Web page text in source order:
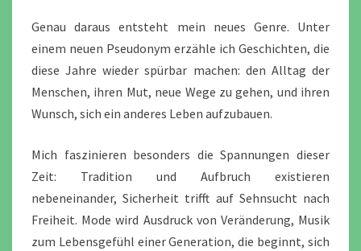
Genau daraus entsteht mein neues Genre. Unter
einem neuen Pseudonym erzähle ich Geschichten, die
diese Jahre wieder spürbar machen: den Alltag der
Menschen, ihren Mut, neue Wege zu gehen, und ihren
Wunsch, sich ein anderes Leben aufzubauen.
Mich faszinieren besonders die Spannungen dieser
Zeit: Tradition und Aufbruch existieren
nebeneinander, Sicherheit trifft auf Sehnsucht nach
Freiheit. Mode wird Ausdruck von Veränderung, Musik
zum Lebensgefühl einer Generation, die beginnt, sich